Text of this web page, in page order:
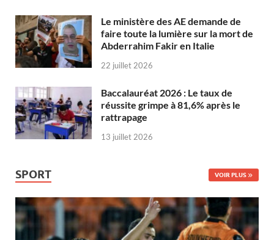
Le ministère des AE demande de
faire toute la lumière sur la mort de
Abderrahim Fakir en Italie
22 juillet 2026
Baccalauréat 2026 : Le taux de
réussite grimpe à 81,6% après le
rattrapage
13 juillet 2026
SPORT VOIR PLUS